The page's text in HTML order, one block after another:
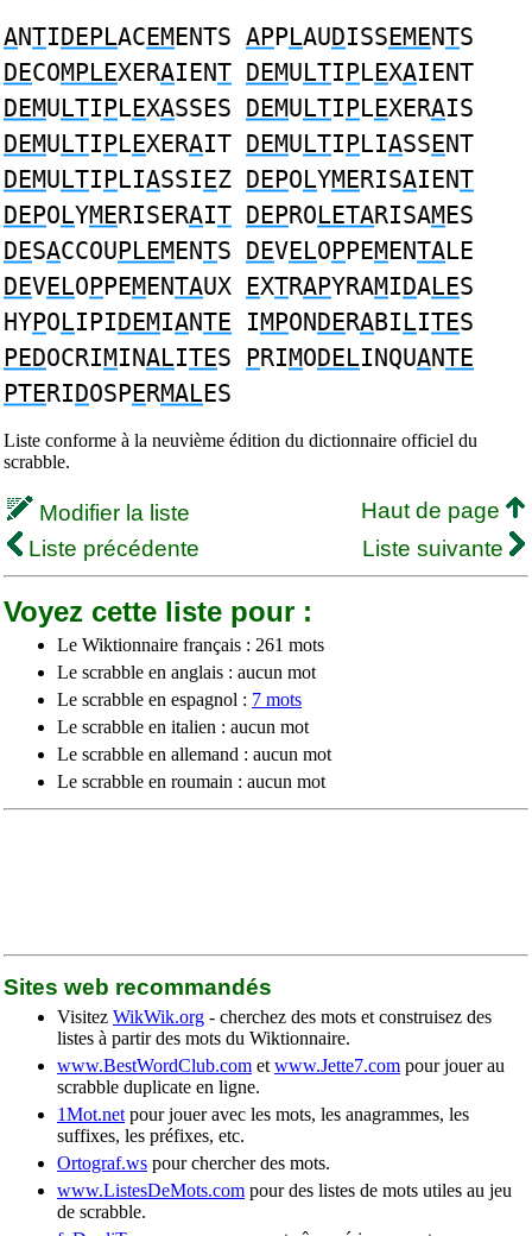
ANTIDEPLACEMENTS APPLAUDISSEMENTS
DECOMPLEXERAIENT DEMULTIPLEXAIENT
DEMULTIPLEXASSES DEMULTIPLEXERAIS
DEMULTIPLEXERAIT DEMULTIPLIASSENT
DEMULTIPLIASSIEZ DEPOLYMERISAIENT
DEPOLYMERISERAIT DEPROLETARISAMES
DESACCOUPLEMENTS DEVELOPPEMENTALE
DEVELOPPEMENTAUX EXTRAPYRAMIDALES
HYPOLIPIDEMIANTE IMPONDERABILITES
PEDOCRIMINALITES PRIMODELINQUANTE
PTERIDOSPERMALES
Liste conforme à la neuvième édition du dictionnaire officiel du
scrabble.
Modifier la liste
Haut de page
Liste précédente
Liste suivante
Voyez cette liste pour :
Le Wiktionnaire français : 261 mots
Le scrabble en anglais : aucun mot
Le scrabble en espagnol : 7 mots
Le scrabble en italien : aucun mot
Le scrabble en allemand : aucun mot
Le scrabble en roumain : aucun mot
Sites web recommandés
Visitez WikWik.org - cherchez des mots et construisez des
listes à partir des mots du Wiktionnaire.
www.BestWordClub.com et www.Jette7.com pour jouer au
scrabble duplicate en ligne.
1Mot.net pour jouer avec les mots, les anagrammes, les
suffixes, les préfixes, etc.
Ortograf.ws pour chercher des mots.
www.ListesDeMots.com pour des listes de mots utiles au jeu
de scrabble.